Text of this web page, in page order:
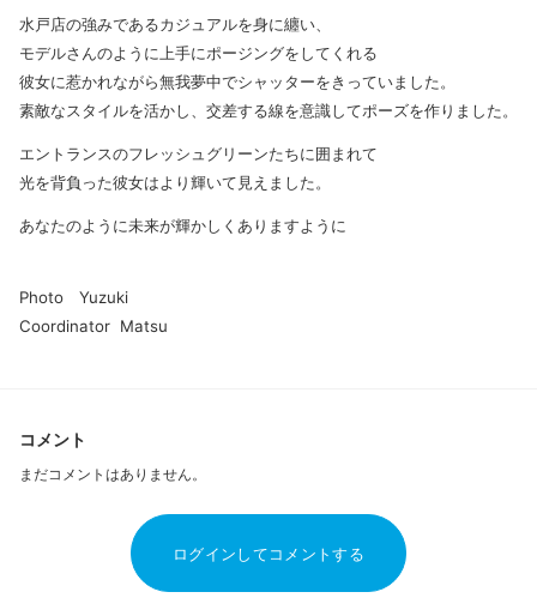
水戸店の強みであるカジュアルを身に纏い、
モデルさんのように上手にポージングをしてくれる
彼女に惹かれながら無我夢中でシャッターをきっていました。
素敵なスタイルを活かし、交差する線を意識してポーズを作りました。
エントランスのフレッシュグリーンたちに囲まれて
光を背負った彼女はより輝いて見えました。
あなたのように未来が輝かしくありますように
Photo Yuzuki
Coordinator Matsu
コメント
まだコメントはありません。
ログインしてコメントする